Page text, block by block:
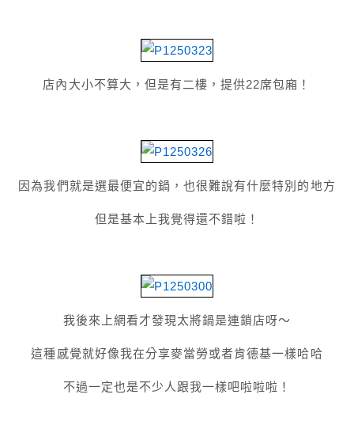
店內大小不算大，但是有二樓，提供22席包廂！
因為我們就是選最便宜的鍋，也很難說有什麼特別的地方
但是基本上我覺得還不錯啦！
我後來上網看才發現太將鍋是連鎖店呀～
這種感覺就好像我在分享麥當勞或者肯德基一樣哈哈
不過一定也是不少人跟我一樣吧啦啦啦！